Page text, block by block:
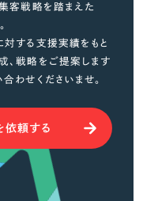
客戦略を踏まえた
する支援実績をもと
、戦略をご提案します
わせくださいませ。
頼する